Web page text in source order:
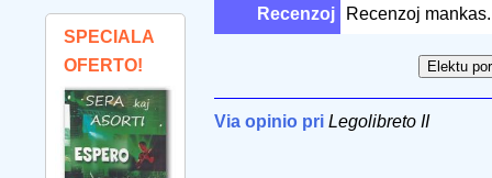
SPECIALA
OFERTO!
Recenzoj Recenzoj mankas.
Via opinio pri Legolibreto II